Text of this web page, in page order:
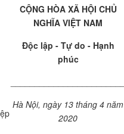
CỘNG HÒA XÃ HỘI CHỦ
NGHĨA VIỆT NAM
Độc lập - Tự do - Hạnh
phúc
Hà Nội, ngày 13 tháng 4 năm
2020